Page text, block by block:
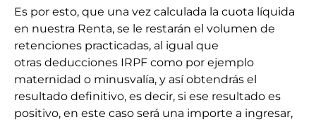
Es por esto, que una vez calculada la cuota líquida
en nuestra Renta, se le restarán el volumen de
retenciones practicadas, al igual que
otras deducciones IRPF como por ejemplo
maternidad o minusvalía, y así obtendrás el
resultado definitivo, es decir, si ese resultado es
positivo, en este caso será una importe a ingresar,